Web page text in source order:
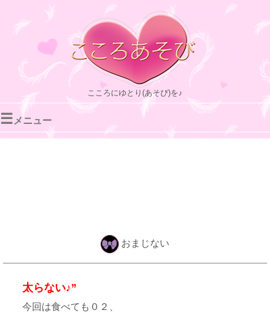
こころにゆとり(あそび)を♪
☰ メニュー
おまじない
太らない♪”
今回は食べても０２、